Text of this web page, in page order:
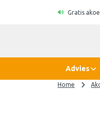
Gratis
Advies
Home